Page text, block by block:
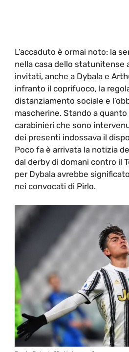
L’accaduto è ormai noto: la
nella casa dello statunitense
invitati, anche a Dybala e
infranto il coprifuoco, la
distanziamento sociale e
mascherine. Stando a
carabinieri che sono
dei presenti indossava il
Poco fa è arrivata la notizia
dal derby di domani contro il
per Dybala avrebbe
nei convocati di Pirlo.